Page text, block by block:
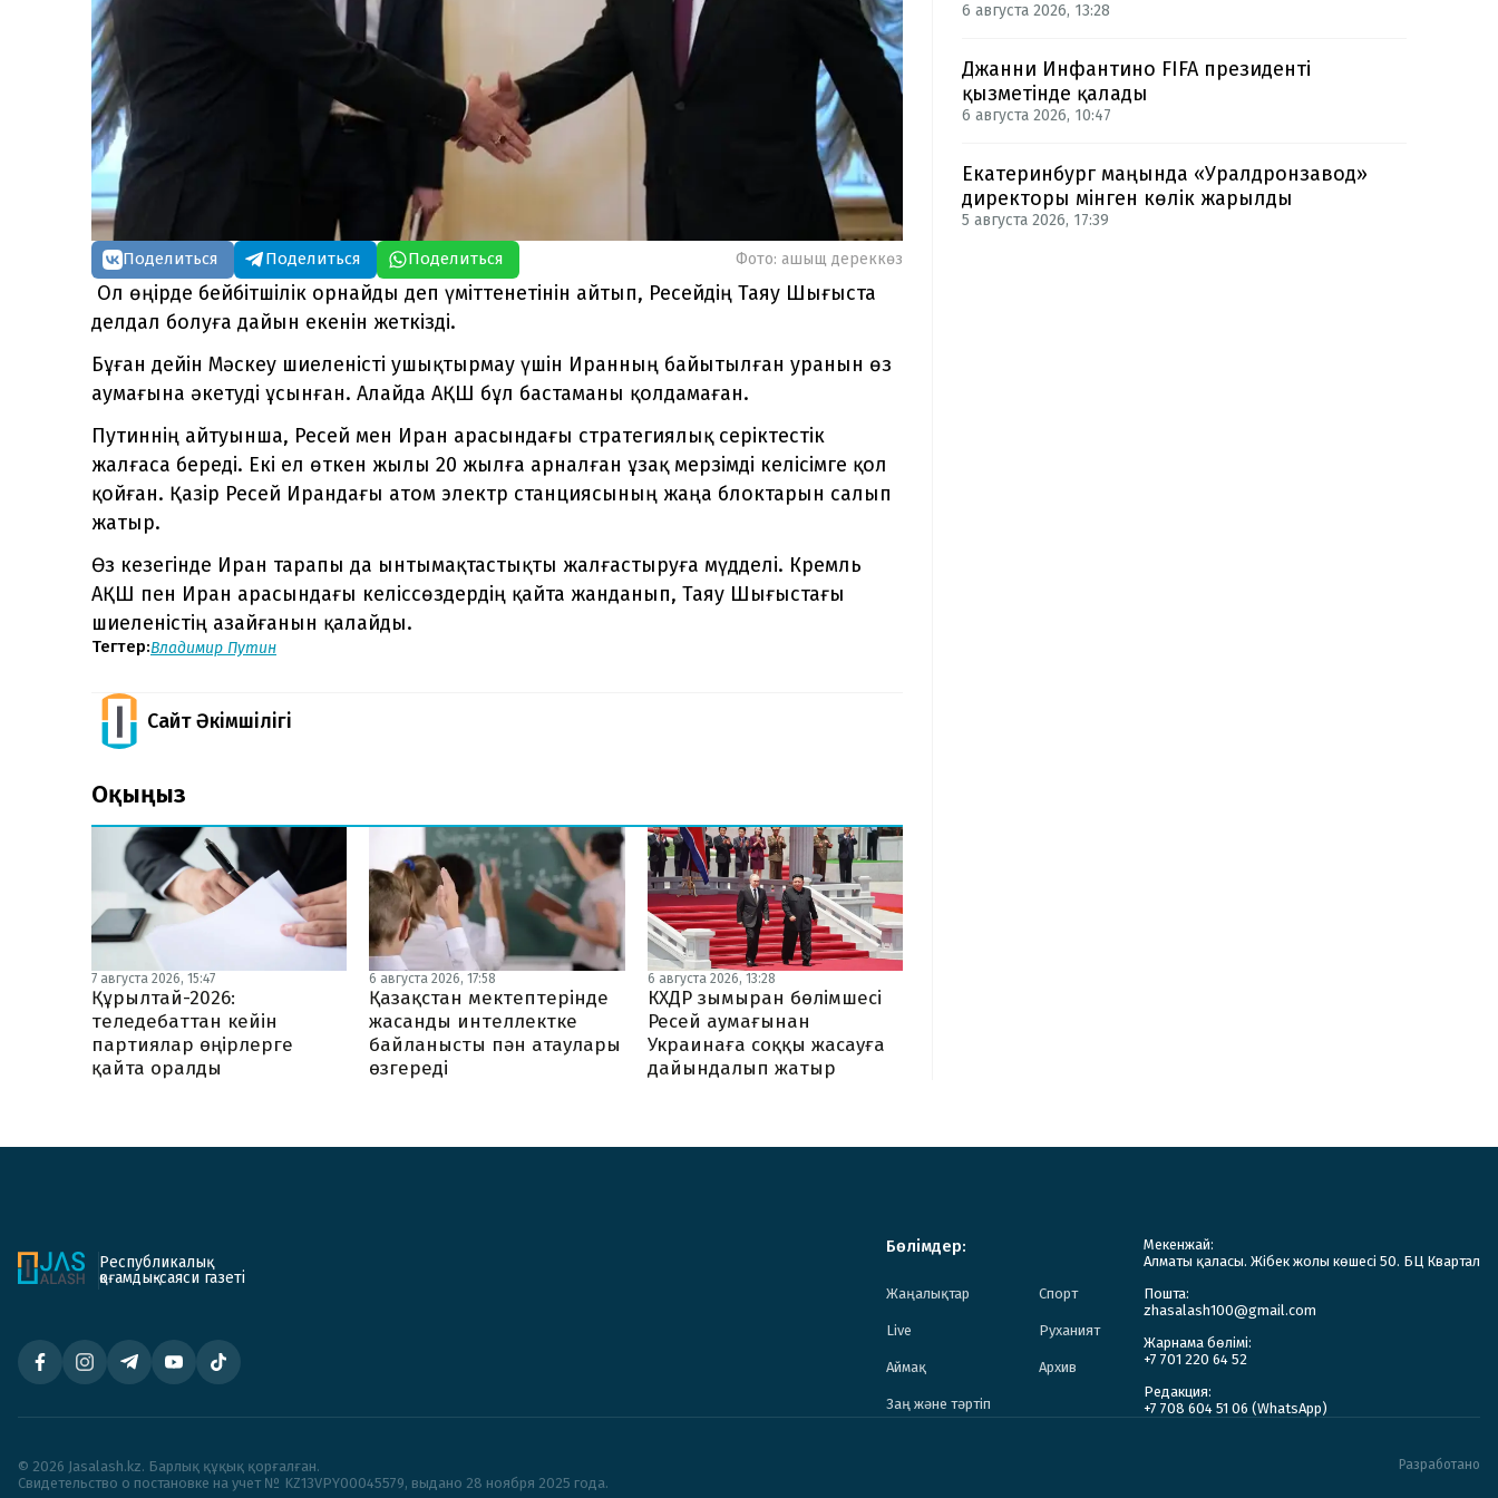
Поделиться Поделиться Поделиться Фото: ашыщ дереккөз
Ол өңірде бейбітшілік орнайды деп үміттенетінін айтып, Ресейдің Таяу Шығыста
делдал болуға дайын екенін жеткізді.
Бұған дейін Мәскеу шиеленісті ушықтырмау үшін Иранның байытылған уранын өз
аумағына әкетуді ұсынған. Алайда АҚШ бұл бастаманы қолдамаған.
Путиннің айтуынша, Ресей мен Иран арасындағы стратегиялық серіктестік
жалғаса береді. Екі ел өткен жылы 20 жылға арналған ұзақ мерзімді келісімге қол
қойған. Қазір Ресей Ирандағы атом электр станциясының жаңа блоктарын салып
жатыр.
Өз кезегінде Иран тарапы да ынтымақтастықты жалғастыруға мүдделі. Кремль
АҚШ пен Иран арасындағы келіссөздердің қайта жанданып, Таяу Шығыстағы
шиеленістің азайғанын қалайды.
Тегтер:Владимир Путин
Сайт Әкімшілігі
Оқыңыз
7 августа 2026, 15:47
Құрылтай-2026:
теледебаттан кейін
партиялар өңірлерге
қайта оралды
6 августа 2026, 17:58
Қазақстан мектептерінде
жасанды интеллектке
байланысты пән атаулары
өзгереді
6 августа 2026, 13:28
КХДР зымыран бөлімшесі
Ресей аумағынан
Украинаға соққы жасауға
дайындалып жатыр
6 августа 2026, 13:28
Джанни Инфантино FIFA президенті
қызметінде қалады
6 августа 2026, 10:47
Екатеринбург маңында «Уралдронзавод»
директоры мінген көлік жарылды
5 августа 2026, 17:39
Республикалық
қоғамдық-саяси газеті
Бөлімдер:
Жаңалықтар Спорт
Live Руханият
Аймақ Архив
Заң және тәртіп
Мекенжай:
Алматы қаласы. Жібек жолы көшесі 50. БЦ Квартал
Пошта:
zhasalash100@gmail.com
Жарнама бөлімі:
+7 701 220 64 52
Редакция:
+7 708 604 51 06 (WhatsApp)
© 2026 Jasalash.kz. Барлық құқық қорғалған.
Cвидетельство о постановке на учет № KZ13VPY00045579, выдано 28 ноября 2025 года.
Разработано